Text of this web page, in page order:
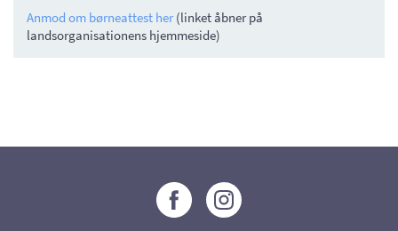
Anmod om børneattest her (linket åbner på
landsorganisationens hjemmeside)